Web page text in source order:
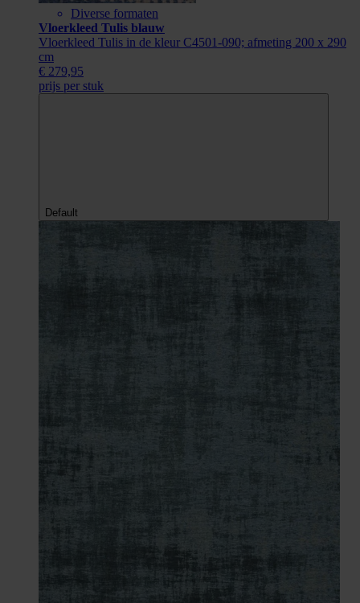
Diverse formaten
Vloerkleed Tulis blauw
Vloerkleed Tulis in de kleur C4501-090; afmeting 200 x 290
cm
€ 279,95
prijs per stuk
Default